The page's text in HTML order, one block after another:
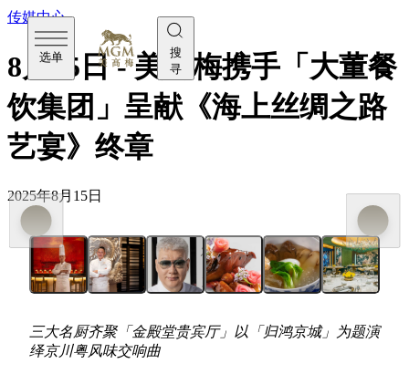
选单
搜
寻
传媒中心
8月15日 - 美高梅携手「大董餐
饮集团」呈献《海上丝绸之路
艺宴》终章
2025年8月15日
三大名厨齐聚「金殿堂贵宾厅」以「归鸿京城」为题演
绎京川粤风味交响曲